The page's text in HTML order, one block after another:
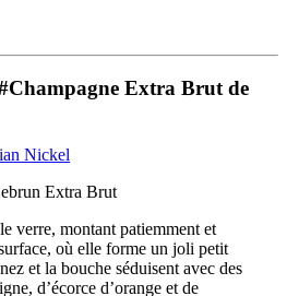
Extra Brut de
Nickel
verre, montant patiemment et
où elle forme un joli petit
et la bouche séduisent avec des
d’écorce d’orange et de